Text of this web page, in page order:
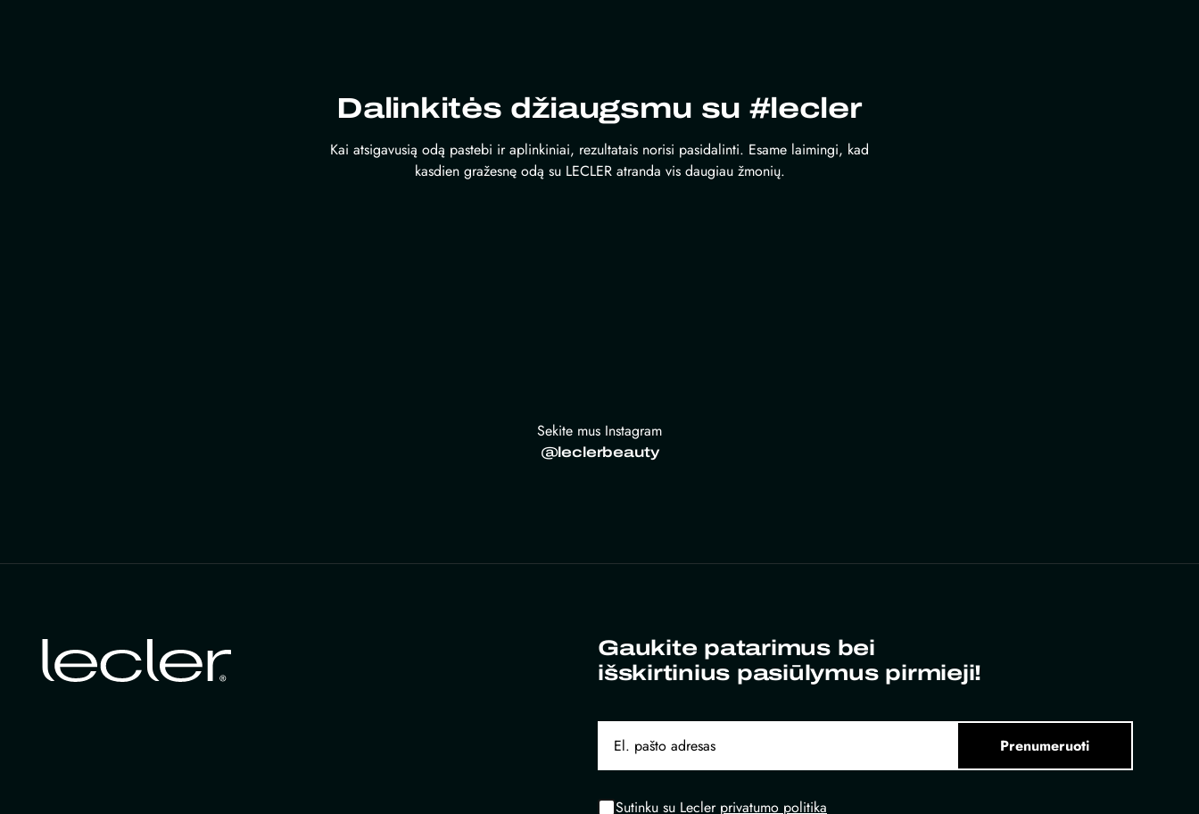
Dalinkitės džiaugsmu su #lecler
Kai atsigavusią odą pastebi ir aplinkiniai, rezultatais norisi pasidalinti. Esame laimingi, kad
kasdien gražesnę odą su LECLER atranda vis daugiau žmonių.
Sekite mus Instagram
@leclerbeauty
Gaukite patarimus bei
išskirtinius pasiūlymus pirmieji!
Prenumeruoti
Sutinku su Lecler privatumo politika